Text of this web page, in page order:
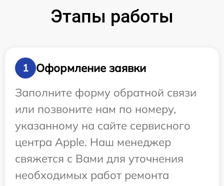
Этапы работы
1
Оформление заявки
Заполните форму обратной связи
или позвоните нам по номеру,
указанному на сайте сервисного
центра Apple. Наш менеджер
свяжется с Вами для уточнения
необходимых работ ремонта